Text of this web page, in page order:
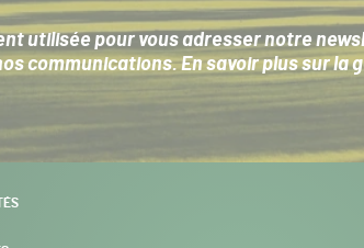
utilisée pour vous adresser notre
communications. En savoir plus sur la